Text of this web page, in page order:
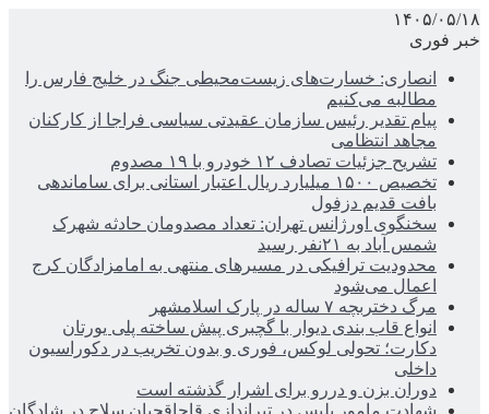
۱۴۰۵/۰۵/۱۸
خبر فوری
انصاری: خسارت‌های زیست‌محیطی جنگ در خلیج فارس را
مطالبه‌ می‌کنیم
پیام تقدیر رئیس سازمان عقیدتی سیاسی فراجا از کارکنان
مجاهد انتظامی
تشریح جزئیات تصادف ۱۲ خودرو با ۱۹ مصدوم
تخصیص ۱۵۰۰ میلیارد ریال اعتبار استانی برای ساماندهی
بافت قدیم دزفول
سخنگوی اورژانس تهران: تعداد مصدومان حادثه شهرک
شمس آباد به ۲۱نفر رسید
محدودیت ترافیکی در مسیرهای منتهی به امامزادگان کرج
اعمال می‌شود
مرگ دختربچه ۷ ساله در پارک اسلامشهر
انواع قاب بندی دیوار با گچبری پیش ساخته پلی یورتان
دکارت؛ تحولی لوکس، فوری و بدون تخریب در دکوراسیون
داخلی
دوران بزن و دررو برای اشرار گذشته است
شهادت مامور پلیس در تیراندازی قاچاقچیان سلاح در شادگان